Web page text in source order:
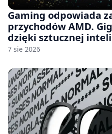
Gaming odpowiada
przychodów AMD.
dzięki sztucznej
7 sie 2026